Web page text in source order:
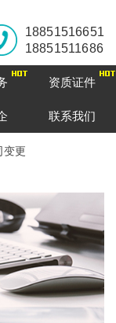
18851516651
18851511686
资质证件
联系我们
变更